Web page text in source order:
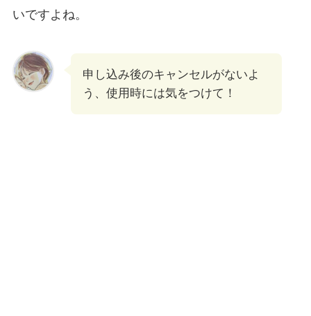
いですよね。
申し込み後のキャンセルがないよ
う、使用時には気をつけて！